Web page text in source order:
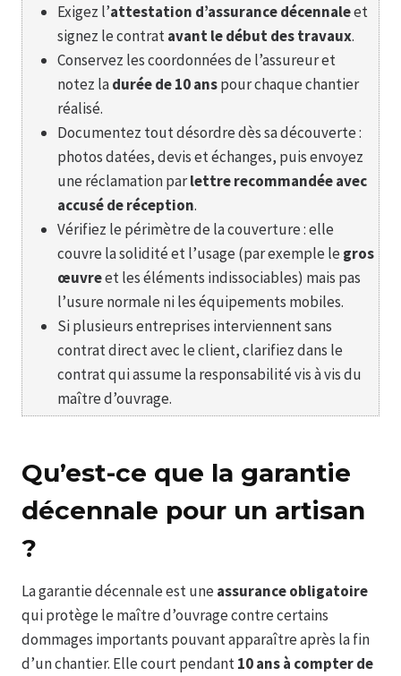
Exigez l’attestation d’assurance décennaleet
signez le contratavant le début des travaux.
Conservez les coordonnées de l’assureur et
notez ladurée de 10 anspour chaque chantier
réalisé.
Documentez tout désordre dès sa découverte :
photos datées, devis et échanges, puis envoyez
une réclamation parlettre recommandée avec
accusé de réception.
Vérifiez le périmètre de la couverture : elle
couvre la solidité et l’usage (par exemple le gros
œuvreet les éléments indissociables) mais pas
l’usure normale ni les équipements mobiles.
Si plusieurs entreprises interviennent sans
contrat direct avec le client, clarifiez dans le
contrat qui assume la responsabilité vis à vis du
maître d’ouvrage.
Qu’est-ce que la garantie
décennale pour un artisan
?
La garantie décennale est uneassurance obligatoire
qui protège le maître d’ouvrage contre certains
dommages importants pouvant apparaître après la fin
d’un chantier. Elle court pendant10 ans à compter de